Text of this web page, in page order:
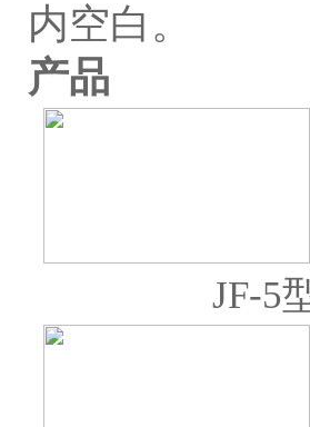
内空白。
产品
JF-5